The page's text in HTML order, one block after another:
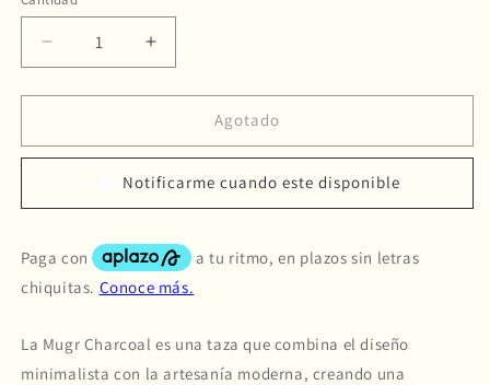
Reducir
cantidad
para
Mugr
Charc
Aumentar
cantidad
para
Mugr
Charc
Agotado
Notificarme cuando este disponible
La Mugr Charcoal es una taza que combina el diseño
minimalista con la artesanía moderna, creando una